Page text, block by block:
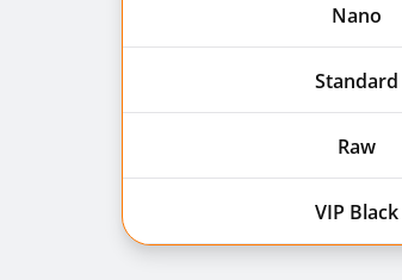
Nano
Standard
Raw
VIP Black